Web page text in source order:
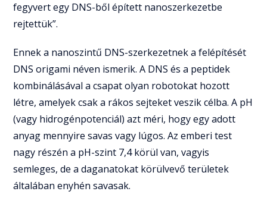
fegyvert egy DNS-ből épített nanoszerkezetbe
rejtettük”.
Ennek a nanoszintű DNS-szerkezetnek a felépítését
DNS origami néven ismerik. A DNS és a peptidek
kombinálásával a csapat olyan robotokat hozott
létre, amelyek csak a rákos sejteket veszik célba. A pH
(vagy hidrogénpotenciál) azt méri, hogy egy adott
anyag mennyire savas vagy lúgos. Az emberi test
nagy részén a pH-szint 7,4 körül van, vagyis
semleges, de a daganatokat körülvevő területek
általában enyhén savasak.